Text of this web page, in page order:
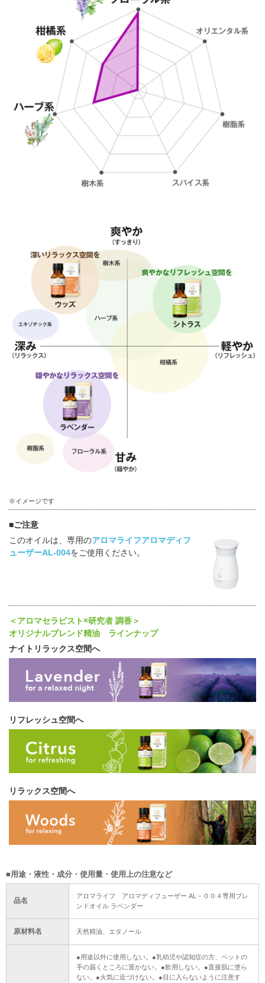
※イメージです
■ご注意
このオイルは、専用のアロマライフアロマディフ
ューザーAL-004をご使用ください。
＜アロマセラピスト×研究者 調香＞
オリジナルブレンド精油 ラインナップ
ナイトリラックス空間へ
リフレッシュ空間へ
リラックス空間へ
■用途・液性・成分・使用量・使用上の注意など
品名
アロマライフ アロマディフューザー AL－００４専用ブレ
ンドオイル ラベンダー
原材料名 天然精油、エタノール
●用途以外に使用しない。●乳幼児や認知症の方、ペットの
手の届くところに置かない。●飲用しない。●直接肌に塗ら
ない。●火気に近づけない。●目に入らないように注意す